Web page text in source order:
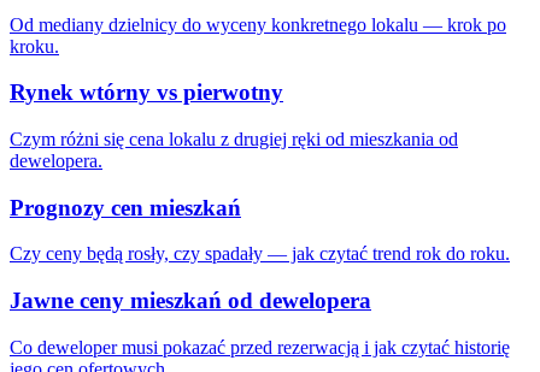
Od mediany dzielnicy do wyceny konkretnego lokalu — krok po
kroku.
Rynek wtórny vs pierwotny
Czym różni się cena lokalu z drugiej ręki od mieszkania od
dewelopera.
Prognozy cen mieszkań
Czy ceny będą rosły, czy spadały — jak czytać trend rok do roku.
Jawne ceny mieszkań od dewelopera
Co deweloper musi pokazać przed rezerwacją i jak czytać historię